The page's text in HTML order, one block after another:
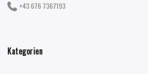
+43 676 7367193
Kategorien